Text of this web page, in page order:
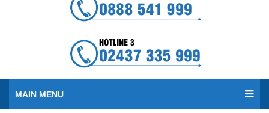
MAIN MENU